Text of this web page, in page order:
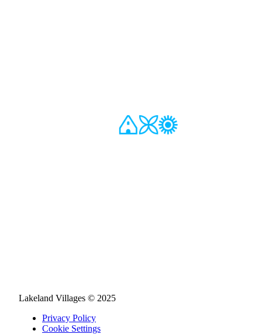
Lakeland Villages © 2025
Privacy Policy
Cookie Settings